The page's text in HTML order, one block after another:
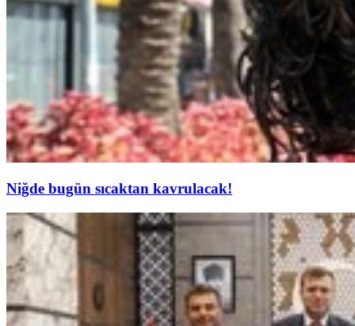
Niğde bugün sıcaktan kavrulacak!